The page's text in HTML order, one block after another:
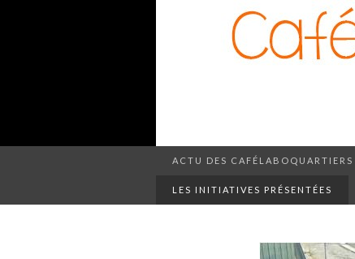
ACTU DES CAFÉLABOQUARTIERS
LES INITIATIVES PRÉSENTÉES